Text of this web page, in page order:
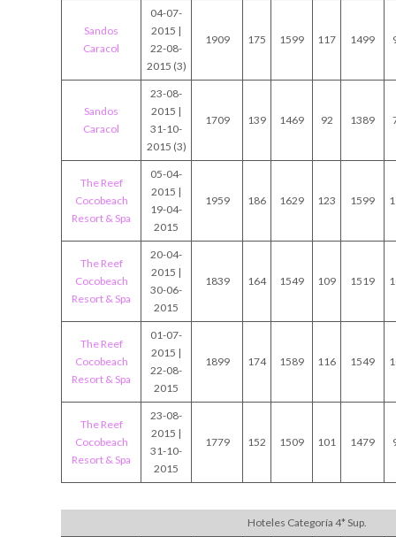
Sandos
Caracol
04-07-
2015 |
22-08-
2015 (3)
1909 175 1599 117 1499
Sandos
Caracol
23-08-
2015 |
31-10-
2015 (3)
1709 139 1469 92 1389
The Reef
Cocobeach
Resort & Spa
05-04-
2015 |
19-04-
2015
1959 186 1629 123 1599
The Reef
Cocobeach
Resort & Spa
20-04-
2015 |
30-06-
2015
1839 164 1549 109 1519
The Reef
Cocobeach
Resort & Spa
01-07-
2015 |
22-08-
2015
1899 174 1589 116 1549
The Reef
Cocobeach
Resort & Spa
23-08-
2015 |
31-10-
2015
1779 152 1509 101 1479
Hoteles Categoría 4* Sup.